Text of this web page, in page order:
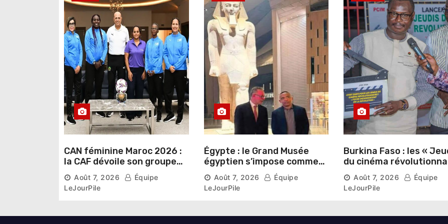
r
t
i
c
l
e
CAN féminine Maroc 2026 :
la CAF dévoile son groupe
d’experts chargé d’analyser
la compétition
Août 7, 2026
Équipe
LeJourPile
Égypte : le Grand Musée
égyptien s’impose comme
une vitrine du patrimoine
pharaonique auprès des
dirigeants étrangers
Août 7, 2026
Équipe
LeJourPile
Burkina Faso : les «
du cinéma
lancés au Mémorial
Sankara
Août 7, 2026
Équipe
LeJourPile